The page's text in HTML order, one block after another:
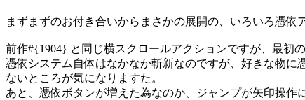
まずまずのお付き合いからまさかの展開の、いろいろ憑依
前作#{1904} と同じ横スクロールアクションですが、最初
憑依システム自体はなかなか斬新なのですが、好きな物
ないところが気になりますた。
あと、憑依ボタンが増えた為なのか、ジャンプが矢印操作